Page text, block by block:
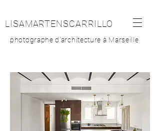
LISAMARTENSCARRILLO
photographe d'architecture à Marseille